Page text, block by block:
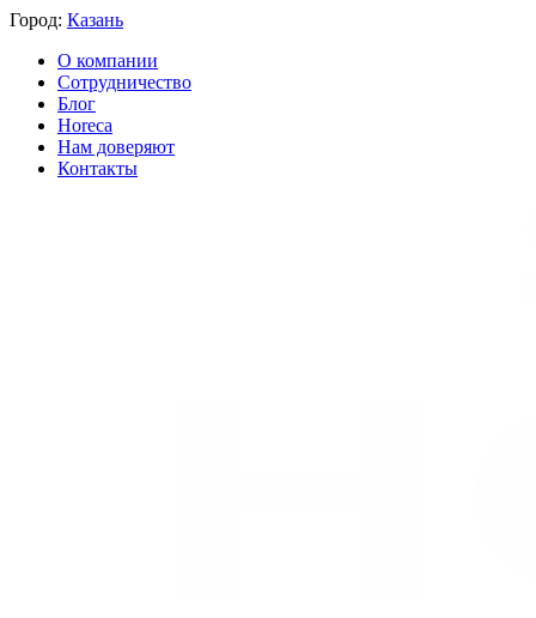
Город: Казань
О компании
Сотрудничество
Блог
Horeca
Нам доверяют
Контакты